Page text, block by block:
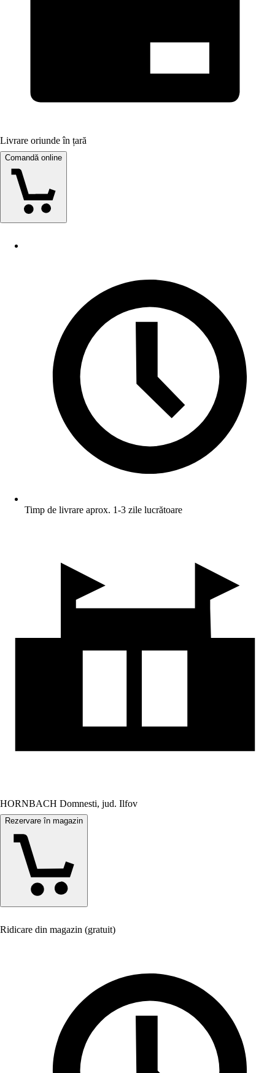
Livrare oriunde în țară
Comandă online
Timp de livrare aprox. 1-3 zile lucrătoare
HORNBACH Domnesti, jud. Ilfov
Rezervare în magazin
Ridicare din magazin (gratuit)